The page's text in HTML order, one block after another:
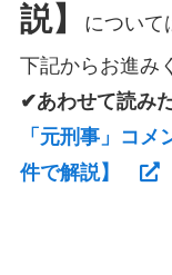
説】
について
下記からお進み
✔あわせて読み
「元刑事」コ
件で解説】